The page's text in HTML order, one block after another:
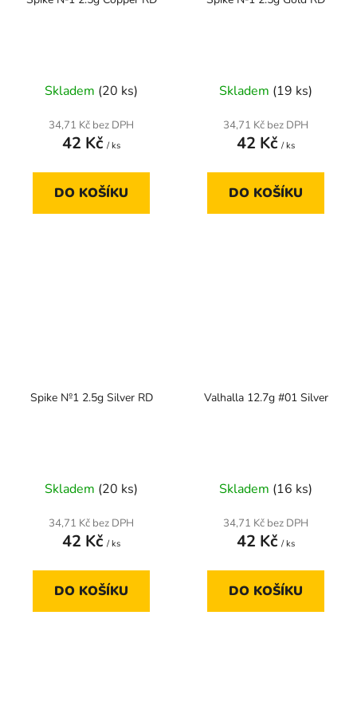
Skladem (20 ks)
34,71 Kč bez DPH
42 Kč / ks
DO KOŠÍKU
Skladem (19 ks)
34,71 Kč bez DPH
42 Kč / ks
DO KOŠÍKU
Spike №1 2.5g Silver RD
Skladem (20 ks)
34,71 Kč bez DPH
42 Kč / ks
DO KOŠÍKU
Valhalla 12.7g #01 Silver
Skladem (16 ks)
34,71 Kč bez DPH
42 Kč / ks
DO KOŠÍKU